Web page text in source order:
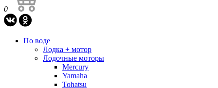
0
По воде
Лодка + мотор
Лодочные моторы
Mercury
Yamaha
Tohatsu